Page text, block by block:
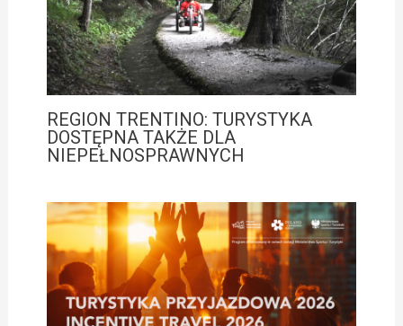
REGION TRENTINO: TURYSTYKA
DOSTĘPNA TAKŻE DLA
NIEPEŁNOSPRAWNYCH